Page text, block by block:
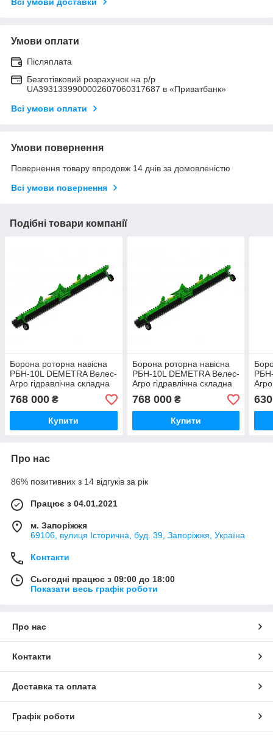
Умови оплати
Післяплата
Безготівковий розрахунок на р/р
UA3931339900002607060317687 в «Приватбанк»
Всі умови оплати
Умови повернення
Повернення товару впродовж 14 днів за домовленістю
Всі умови повернення
Подібні товари компанії
Борона роторна навісна
РБН-10L DEMETRA Велес-
Агро гідравлічна складна
рама, ширина 10 м
768 000 ₴
Купити
Борона роторна навісна
РБН-10L DEMETRA Велес-
Агро гідравлічна складна
рама, ширина 10 м
768 000₴
Купити
Про нас
86% позитивних з 14 відгуків за рік
Працює з 04.01.2021
м. Запоріжжя
69106, вулиця Історична, буд. 39, Запоріжжя, Україна
Контакти
Сьогодні працює з 09:00 до 18:00
Показати весь графік роботи
Про нас
Контакти
Доставка та оплата
Графік роботи